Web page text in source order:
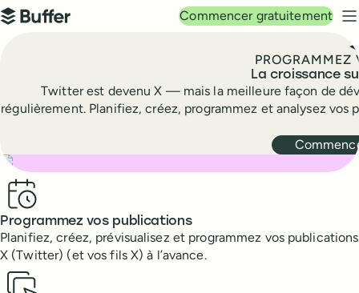
Navigation principale
Buffer
Commencer gratuitement
PROGRAMMEZ
La croissance
Twitter est devenu X — mais la meilleure façon de
régulièrement. Planifiez, créez, programmez et analysez
Benefits
Programmez vos publications
Planifiez, créez, prévisualisez et programmez vos publications
X (Twitter) (et vos fils X) à l’avance.